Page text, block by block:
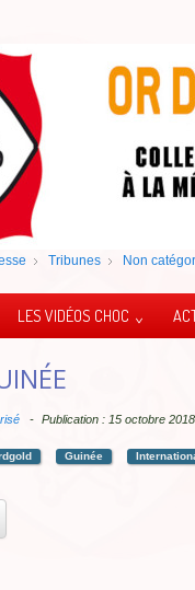
Tribunes Non
LES VIDÉOS CHOC
Publication : 15 octobre 2018
Guinée